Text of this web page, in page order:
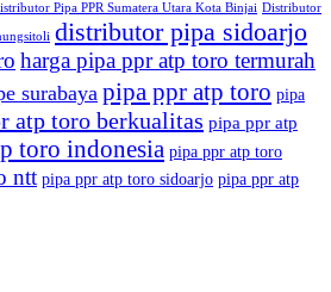
Pipa PPR Sumatera Utara Kota Binjai Distributor
distributor pipa sidoarjo
harga pipa ppr atp toro termurah
surabaya pipa ppr atp toro pipa
atp toro berkualitas pipa ppr atp
toro indonesia pipa ppr atp toro
ntt pipa ppr atp toro sidoarjo pipa ppr atp